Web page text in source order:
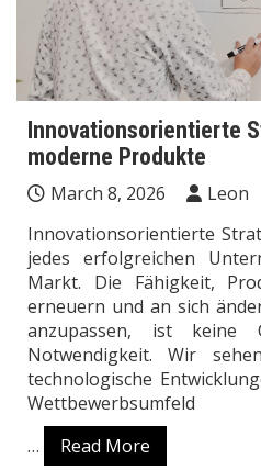
Innovationsorientierte
moderne Produkte
March 8, 2026
Leon
Innovationsorientierte
jedes erfolgreichen
Markt. Die Fähigkeit,
erneuern und an sich
anzupassen, ist keine
Notwendigkeit. Wir
technologische
Wettbewerbsumfeld
…
Read More